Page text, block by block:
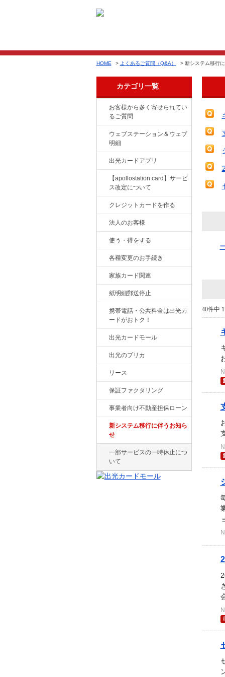
HOME > よくあるご質問（Q&A） > 新システム移行
カテゴリ一覧
お客様から多く寄せられてい
るご質問
ウェブステーション＆ウェブ
明細
出光カードアプリ
【apollostation card】サービ
ス改定について
クレジットカードを作る
法人のお客様
使う・得をする
各種変更のお手続き
家族カード関連
紙明細郵送停止
携帯電話・公共料金は出光カ
ードがおトク！
出光カードモール
出光のプリカ
リース
保証ファクタリング
事業者向け不動産担保ローン
新システム移行に伴うお知ら
せ
一部サービスの一時休止につ
いて
40件中